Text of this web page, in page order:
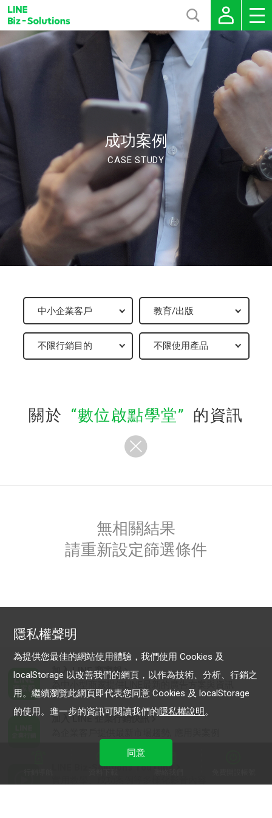
成功案例
CASE STUDY
關於 數位啟點學堂 的資訊
無相關結果
請重新設定篩選條件
加入 LINE 商家報
加入 LINE 企業行銷快訊
LINE Biz-Solutions YouTube
隱私權聲明
為提供您最佳的網站使用體驗，我們使用 Cookies 及
localStorage 以改善我們的網頁，以作為技術、分析、行銷之
用。繼續瀏覽此網頁即代表您同意 Cookies 及 localStorage
的使用。進一步的資訊可閱讀我們的隱私權說明。
同意